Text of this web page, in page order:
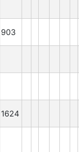
903
1624